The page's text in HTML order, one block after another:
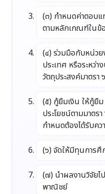
(๓) กำหนดค่าตอบ
ตามหลักเกณฑ์ในข้
(๔) ร่วมมือกับหน่วย
ประเทศ หรือระหว่า
วัตถุประสงค์มาตรา ๖
(๕) กู้ยืมเงิน ให้กู้ยื
ประโยชน์ตามมาตร
กำหนดต้องได้รับค
(๖) จัดให้มีทุนการศึ
(๗) นำผลงานวิจัยไ
พาณิชย์